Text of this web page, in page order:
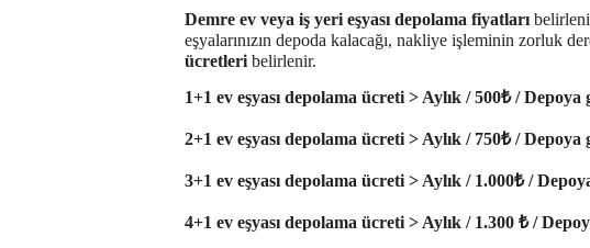
Demre ev veya iş yeri eşyası depolama fiyatları
eşyalarınızın depoda kalacağı, nakliye işleminin zorluk
ücretleri belirlenir.
1+1 ev eşyası depolama ücreti > Aylık / 500₺ /
2+1 ev eşyası depolama ücreti > Aylık / 750₺ /
3+1 ev eşyası depolama ücreti > Aylık / 1.000₺ /
4+1 ev eşyası depolama ücreti > Aylık / 1.300 ₺ /